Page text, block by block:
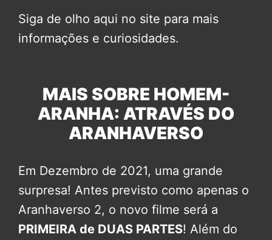
Siga de olho aqui no site para mais
informações e curiosidades.
MAIS SOBRE HOMEM-
ARANHA: ATRAVÉS DO
ARANHAVERSO
Em Dezembro de 2021, uma grande
surpresa! Antes previsto como apenas o
Aranhaverso 2, o novo filme será a
PRIMEIRA de DUAS PARTES! Além do